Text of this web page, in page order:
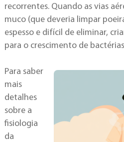
recorrentes. Quando as vias
muco (que deveria limpar
espesso e difícil de eliminar,
para o crescimento de
Para saber
mais
detalhes
sobre a
fisiologia
da